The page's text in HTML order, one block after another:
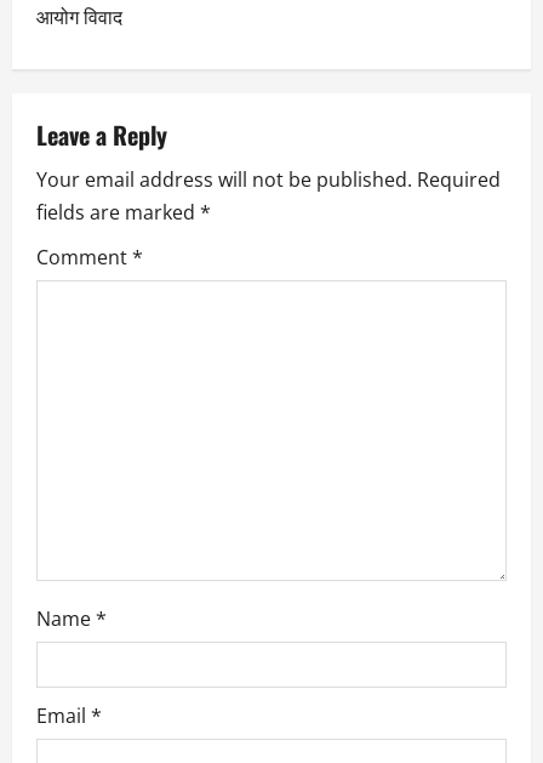
आयोग विवाद
Leave a Reply
Your email address will not be published. Required
fields are marked *
Comment*
Name*
Email *